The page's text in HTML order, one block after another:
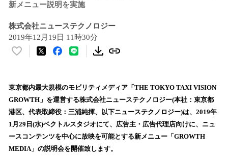
新メニュー説明を実施
株式会社ニューステクノロジー
2019年12月19日 11時30分
い
！
数
を
読
込
み
東京都内最大規模のモビリティメディア「THE TOKYO TAXI VISION
GROWTH」を運営する株式会社ニューステクノロジー(本社：東京都
港区、代表取締役：三浦純揮、以下ニューステクノロジー)は、2019年
1月29日(水)ベクトルスタジオにて、広告主・広告代理店向けに、ニュ
ースコンテンツを中心に放映を可能とする新メニュー「GROWTH
MEDIA」の説明会を開催致します。